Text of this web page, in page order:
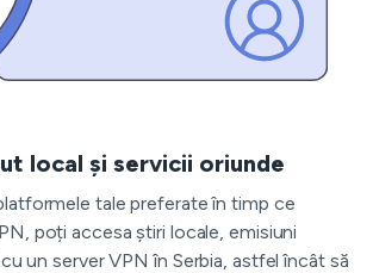
local și servicii oriunde
tale preferate în timp ce
poți accesa știri locale, emisiuni
un server VPN în Serbia, astfel încât să